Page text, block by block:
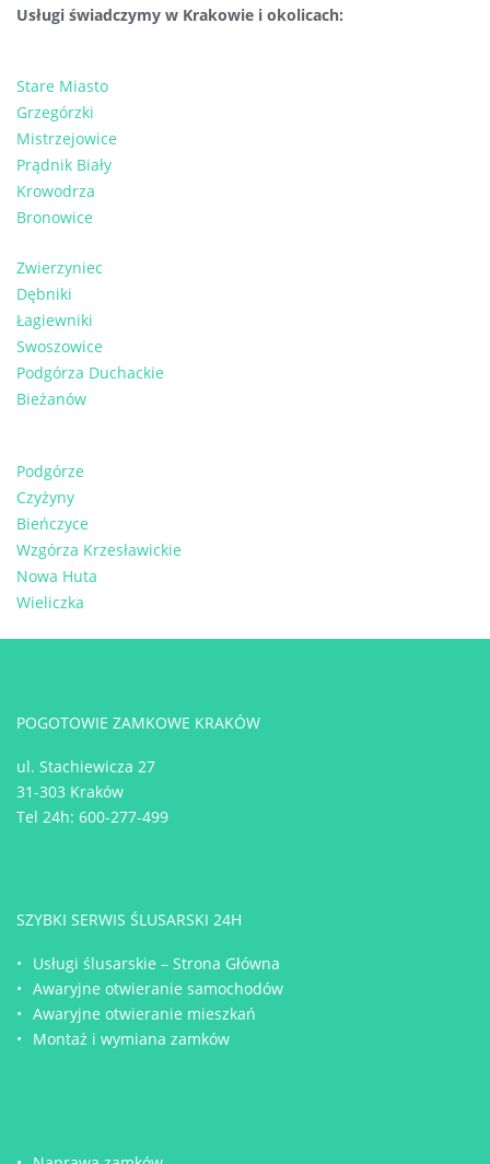
Usługi świadczymy w Krakowie i okolicach:
Stare Miasto
Grzegórzki
Mistrzejowice
Prądnik Biały
Krowodrza
Bronowice
Zwierzyniec
Dębniki
Łagiewniki
Swoszowice
Podgórza Duchackie
Bieżanów
Podgórze
Czyżyny
Bieńczyce
Wzgórza Krzesławickie
Nowa Huta
Wieliczka
POGOTOWIE ZAMKOWE KRAKÓW
ul. Stachiewicza 27
31-303 Kraków
Tel 24h: 600-277-499
SZYBKI SERWIS ŚLUSARSKI 24H
Usługi ślusarskie – Strona Główna
Awaryjne otwieranie samochodów
Awaryjne otwieranie mieszkań
Montaż i wymiana zamków